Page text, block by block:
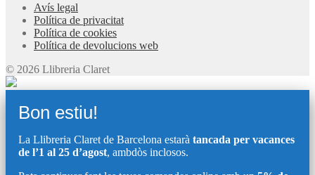
Avís legal
Política de privacitat
Política de cookies
Política de devolucions web
© 2026 Llibreria Claret
Bon estiu!
La Llibreria Claret de Barcelona estarà tancada per vacances
de l’1 al 25 d’agost, ambdòs inclosos.